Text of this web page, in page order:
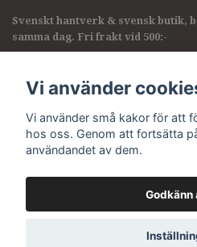
Svenskt hantverk & svensk butik,
samma dag. Fri frakt vid 500:-
Företagsinformation
Sociala medier
© 2026 Pirum
Vi använder
Vi använder små kakor för att
hos oss. Genom att fortsätta
användandet av dem.
Godkänn